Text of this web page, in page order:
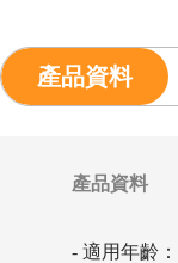
產品資料
產品資料
- 適用年齡